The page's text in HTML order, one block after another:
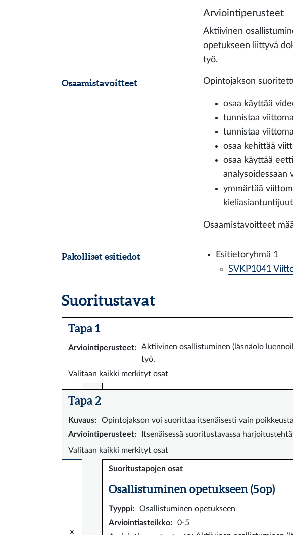
Arviointiperusteet
Aktiivinen
opetukseen liittyvä
työ.
Osaamistavoitteet Opintojakson
osaa käyttää
tunnistaa
tunnistaa
osaa kehittää
osaa käyttää
analysoidessaan
ymmärtää
Osaamistavoitteet
Pakolliset esitiedot
Esitietoryhmä 1
SVKP1041
Suoritustavat
Tapa 1
Arviointiperusteet:
Aktiivinen osallistuminen (läsnäolo
työ.
Valitaan kaikki merkityt osat
Tapa 2
Kuvaus:
Opintojakson voi suorittaa itsenäisesti vain
Arviointiperusteet:
Itsenäisessä suoritustavassa
Valitaan kaikki merkityt osat
Suoritustapojen osat
x
Osallistuminen opetukseen (5 op)
Tyyppi:
Osallistuminen opetukseen
Arviointiasteikko:
0-5